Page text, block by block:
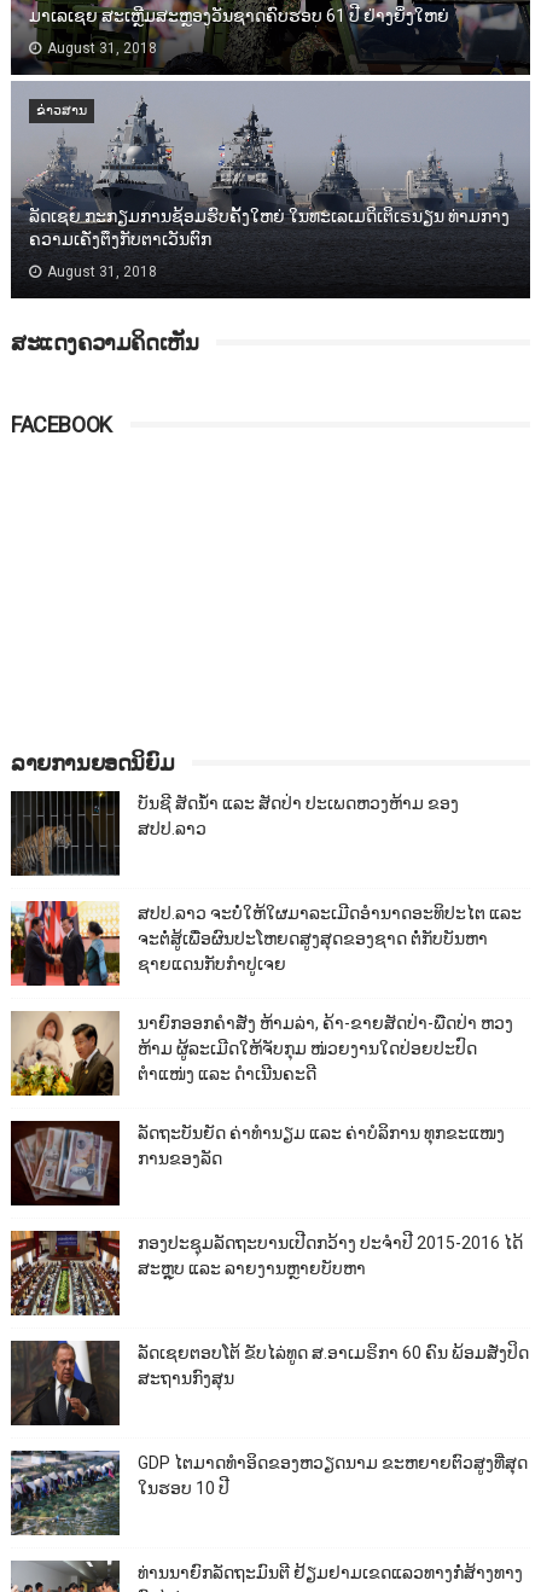
ມາເລເຊຍ ສະເຫຼີມສະຫຼອງວັນຊາດຄົບຮອບ 61 ປີ ຢ່າງຍິ່ງໃຫຍ່
August 31, 2018
ຂ່າວສານ
ລັດເຊຍ ກະກຽມການຊ້ອມຮົບຄັ້ງໃຫຍ່ ໃນທະເລເມດິເຕິເຣນຽນ ທ່າມກາງ
ຄວາມເຄັ່ງຕຶງກັບຕາເວັນຕົກ
August 31, 2018
ສະແດງຄວາມຄິດເຫັນ
FACEBOOK
ລາຍການຍອດນິຍົມ
ບັນຊີ ສັດນ້ຳ ແລະ ສັດປ່າ ປະເພດຫວງຫ້າມ ຂອງ
ສປປ.ລາວ
ສປປ.ລາວ ຈະບໍ່ໃຫ້ໃຜມາລະເມີດອຳນາດອະທິປະໄຕ ແລະ
ຈະຕໍ່ສູ້ເພື່ອຜົນປະໂຫຍດສູງສຸດຂອງຊາດ ຕໍ່ກັບບັນຫາ
ຊາຍແດນກັບກຳປູເຈຍ
ນາຍົກອອກຄຳສັ່ງ ຫ້າມລ່າ, ຄ້າ-ຂາຍສັດປ່າ-ພືດປ່າ ຫວງ
ຫ້າມ ຜູ້ລະເມີດໃຫ້ຈັບກຸມ ໜ່ວຍງານໃດປ່ອຍປະປົດ
ຕຳແໜ່ງ ແລະ ດຳເນີນຄະດີ
ລັດຖະບັນຍັດ ຄ່າທຳນຽມ ແລະ ຄ່າບໍລິການ ທຸກຂະແໜງ
ການຂອງລັດ
ກອງປະຊຸມລັດຖະບານເປີດກວ້າງ ປະຈຳປີ 2015-2016 ໄດ້
ສະຫຼຸບ ແລະ ລາຍງານຫຼາຍບັບຫາ
ລັດເຊຍຕອບໂຕ້ ຂັບໄລ່ທູດ ສ.ອາເມຣິກາ 60 ຄົນ ພ້ອມສັ່ງປິດ
ສະຖານກົງສຸນ
GDP ໄຕມາດທຳອິດຂອງຫວຽດນາມ ຂະຫຍາຍຕົວສູງທີ່ສຸດ
ໃນຮອບ 10​ ປີ
ທ່ານນາຍົກລັດຖະມົນຕີ ຢ້ຽມຢາມເຂດແລວທາງກໍ່ສ້າງທາງ